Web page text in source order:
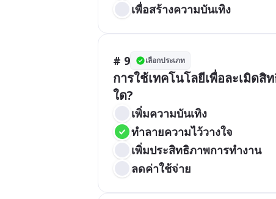
เพื่อสร้างความบันเทิง
# 9 เลือกประเภท
การใช้เทคโนโลยีเพื่อละเมิดสิ
ใด?
เพิ่มความบันเทิง
ทำลายความไว้วางใจ
เพิ่มประสิทธิภาพการทำงาน
ลดค่าใช้จ่าย